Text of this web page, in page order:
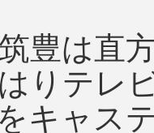
は直
りテレ
キャス